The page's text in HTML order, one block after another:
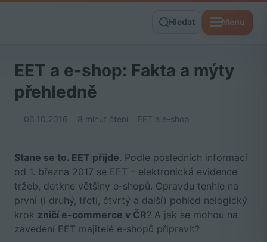
Hledat Menu
EET a e-shop: Fakta a mýty
přehledně
06.10.2016 8 minut čtení EET a e-shop
Stane se to. EET přijde. Podle posledních informací
od 1. března 2017 se EET – elektronická evidence
tržeb, dotkne většiny e-shopů. Opravdu tenhle na
první (i druhý, třetí, čtvrtý a další) pohled nelogický
krok zničí e-commerce v ČR? A jak se mohou na
zavedení EET majitelé e-shopů připravit?